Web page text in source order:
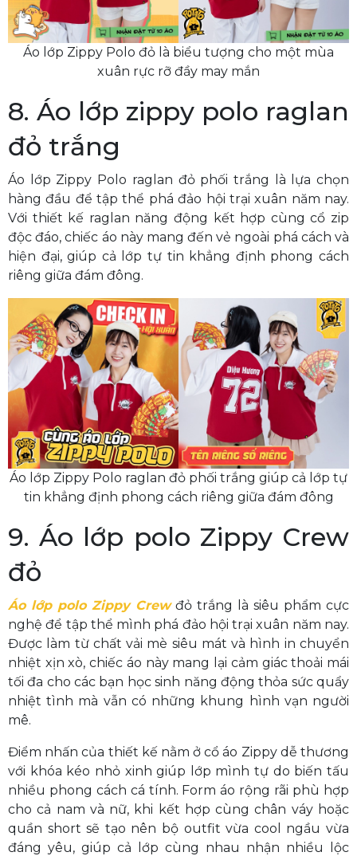
Áo lớp Zippy Polo đỏ là biểu tượng cho một mùa
xuân rực rỡ đầy may mắn
8. Áo lớp zippy polo raglan
đỏ trắng
Áo lớp Zippy Polo raglan đỏ phối trắng là lựa chọn
hàng đầu để tập thể phá đảo hội trại xuân năm nay.
Với thiết kế raglan năng động kết hợp cùng cổ zip
độc đáo, chiếc áo này mang đến vẻ ngoài phá cách và
hiện đại, giúp cả lớp tự tin khẳng định phong cách
riêng giữa đám đông.
Áo lớp Zippy Polo raglan đỏ phối trắng giúp cả lớp tự
tin khẳng định phong cách riêng giữa đám đông
9. Áo lớp polo Zippy Crew
đỏ
Áo lớp polo Zippy Crewđỏ trắng là siêu phẩm cực
nghệ để tập thể mình phá đảo hội trại xuân năm nay.
Được làm từ chất vải mè siêu mát và hình in chuyển
nhiệt xịn xò, chiếc áo này mang lại cảm giác thoải mái
tối đa cho các bạn học sinh năng động thỏa sức quẩy
nhiệt tình mà vẫn có những khung hình vạn người
mê.
Điểm nhấn của thiết kế nằm ở cổ áo Zippy dễ thương
với khóa kéo nhỏ xinh giúp lớp mình tự do biến tấu
nhiều phong cách cá tính. Form áo rộng rãi phù hợp
cho cả nam và nữ, khi kết hợp cùng chân váy hoặc
quần short sẽ tạo nên bộ outfit vừa cool ngầu vừa
đáng yêu, giúp cả lớp cùng nhau nhận nhiều lộc